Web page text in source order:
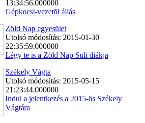
13:34:56.000000
Gépkocsi-vezetõi állás
Zöld Nap egyesület
Utolsó módosítás: 2015-01-30
22:35:59.000000
Légy te is a Zöld Nap Suli diákja
Székely Vágta
Utolsó módosítás: 2015-05-15
21:23:44.000000
Indul a jelentkezés a 2015-ös Székely
Vágtára